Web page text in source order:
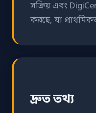
সক্রিয় এবং
করছে, যা
দ্রুত তথ্য